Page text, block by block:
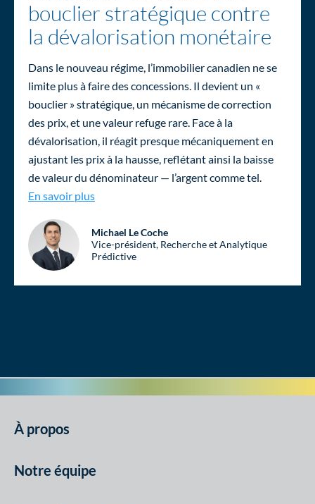
bouclier stratégique contre
la dévalorisation monétaire
Dans le nouveau régime, l’immobilier canadien ne se
limite plus à faire des concessions. Il devient un «
bouclier » stratégique, un mécanisme de correction
des prix, et une valeur refuge rare. Face à la
dévalorisation, il réagit presque mécaniquement en
ajustant les prix à la hausse, reflétant ainsi la baisse
de valeur du dénominateur — l’argent comme tel.
En savoir plus
Michael Le Coche
Vice-président, Recherche et Analytique
Prédictive
À propos
Notre équipe